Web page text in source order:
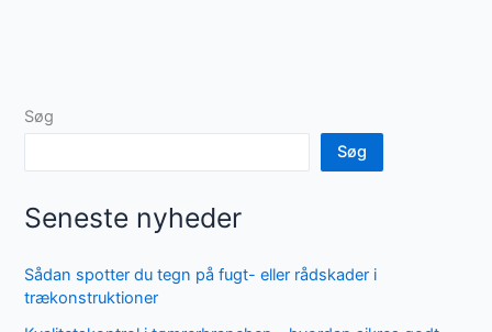
Søg
Søg
Seneste nyheder
Sådan spotter du tegn på fugt- eller rådskader i
trækonstruktioner